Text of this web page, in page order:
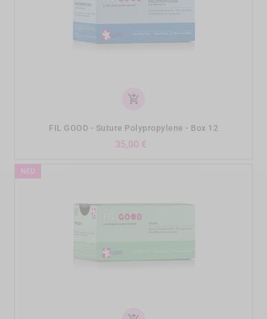
add_shopping_cart
FIL GOOD - Suture Polypropylene - Box 12
35,00 €
NEU